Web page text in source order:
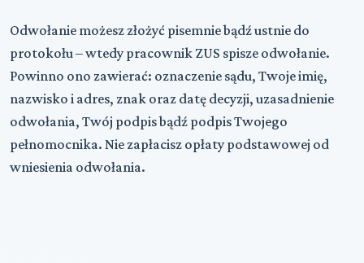
Odwołanie możesz złożyć pisemnie bądź ustnie do
protokołu – wtedy pracownik ZUS spisze odwołanie.
Powinno ono zawierać: oznaczenie sądu, Twoje imię,
nazwisko i adres, znak oraz datę decyzji, uzasadnienie
odwołania, Twój podpis bądź podpis Twojego
pełnomocnika. Nie zapłacisz opłaty podstawowej od
wniesienia odwołania.